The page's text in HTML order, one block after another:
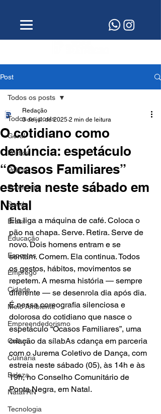
Post
Todos os posts
Geral
Política
Polícia
Economia
Saúde
Brasil
Educação
Esportes
Emprego
Cidade
Meio Ambiente
Empreendedorismo
Cultura
Culinária
Beleza
Natal/RN
Tecnologia
Todos os posts
O cotidiano como
denúncia: espetáculo
“Ocasos Familiares”
estreia neste sábado em
Natal
Redação
3 de jul. de 2025 2 min de leitura
Ela liga a máquina de café. Coloca o
pão na chapa. Serve. Retira. Serve de
novo. Dois homens entram e se
sentam. Comem. Ela continua. Todos
os gestos, hábitos, movimentos se
repetem. A mesma história — sempre
diferente — se desenrola dia após dia.
É nessa coreografia silenciosa e
dolorosa do cotidiano que nasce o
espetáculo “Ocasos Familiares”, uma
criação da sílabAs cdança em parceria
com o Jurema Coletivo de Dança, com
estreia neste sábado (05), às 14h e às
19h, no Conselho Comunitário de
Ponta Negra, em Natal.